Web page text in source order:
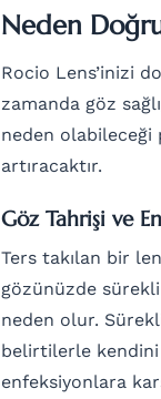
Neden
Rocio Lens’inizi
zamanda göz
neden olabileceği
artıracaktır.
Göz Tahrişi ve
Ters takılan bir
gözünüzde
neden olur.
belirtilerle
enfeksiyonlara